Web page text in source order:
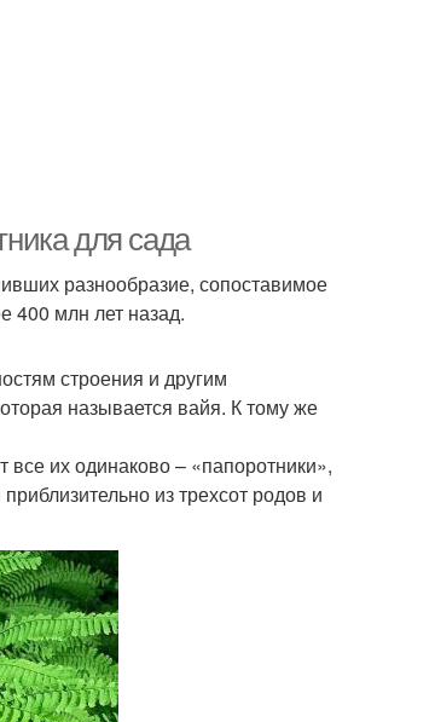
для сада
разнообразие, сопоставимое
400 млн лет назад.
строения и другим
называется вайя. К тому же
их одинаково – «папоротники»,
из трехсот родов и